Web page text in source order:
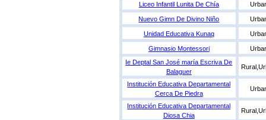
Liceo Infantil Lunita De Chía
Nuevo Gimn De Divino Niño
Unidad Educativa Kunaq
Gimnasio Montessori
Ie Deptal San José maría Escriva De
Balaguer
Institución Educativa Departamental
Cerca De Piedra
Institución Educativa Departamental
Diosa Chia